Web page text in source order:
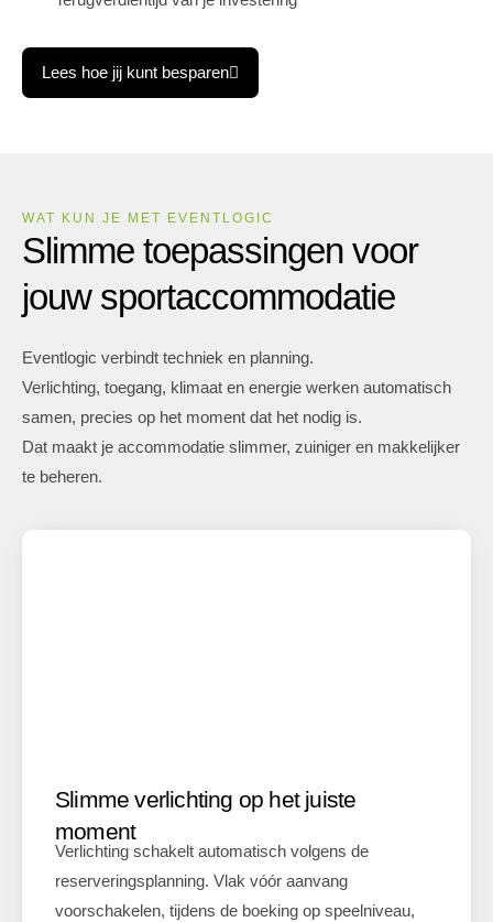
Lees hoe jij kunt besparen
WAT KUN JE MET EVENTLOGIC
Slimme toepassingen voor
jouw sportaccommodatie
Eventlogic verbindt techniek en planning.
Verlichting, toegang, klimaat en energie werken automatisch
samen, precies op het moment dat het nodig is.
Dat maakt je accommodatie slimmer, zuiniger en makkelijker
te beheren.
Slimme verlichting op het juiste
moment
Verlichting schakelt automatisch volgens de
reserveringsplanning. Vlak vóór aanvang
voorschakelen, tijdens de boeking op speelniveau,